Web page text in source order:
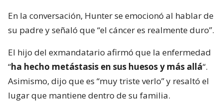
En la conversación, Hunter se emocionó al hablar de
su padre y señaló que “el cáncer es realmente duro”.
El hijo del exmandatario afirmó que la enfermedad
“ha hecho metástasis en sus huesos y más allá“.
Asimismo, dijo que es “muy triste verlo” y resaltó el
lugar que mantiene dentro de su familia.